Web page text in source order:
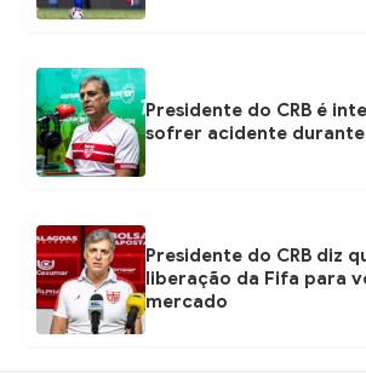
Presidente do CRB é
sofrer acidente
Presidente do CRB diz
liberação da Fifa para
mercado